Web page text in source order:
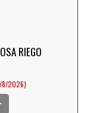
RIEGO
8/2026)